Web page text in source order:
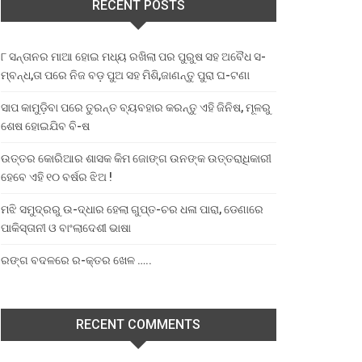
RECENT POSTS
୮ ସନ୍ତାନର ମାଆ ହୋଇ ମଧ୍ୟ ରଖିଲା ପର ପୁରୁଷ ସହ ଅବୈଧ ସ-
ମ୍ବନ୍ଧ,ତା ପରେ ନିଜ ବଡ଼ ପୁଅ ସହ ମିଶି,ଜାଣନ୍ତୁ ପୁରା ଘ-ଟଣା
ସାପ କାମୁଡ଼ିବା ପରେ ତୁରନ୍ତ ବ୍ୟବହାର କରନ୍ତୁ ଏହି ଜିନିଷ, ମୂଳରୁ
ଶେଷ ହୋଇଯିବ ବି-ଷ
ଉତ୍ତର କୋରିଆର ଶାସକ କିମ ଜୋଙ୍ଗ ଉନଙ୍କ ଉତ୍ତରାଧିକାରୀ
ହେବେ ଏହି ୧୦ ବର୍ଷର ଝିଅ !
ମଝି ସମୁଦ୍ରରୁ ଉ-ଦ୍ଧାର ହେଲା ଗୁପ୍ତ-ଚର ଧଳା ପାରା, ଡେଣାରେ
ପାକିସ୍ତାନୀ ଓ ବାଂଲାଦେଶୀ ଭାଷା
ରଙ୍ଗ ବଦଳରେ ର-କ୍ତର ଖେଳ …..
RECENT COMMENTS